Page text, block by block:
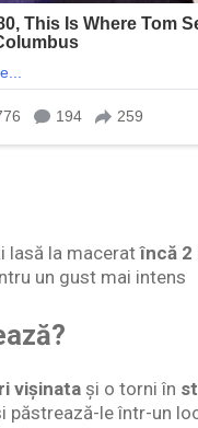
lasă la maceratîncă 2
un gust mai intens
vișinata și o torni în
păstrează-le într-un